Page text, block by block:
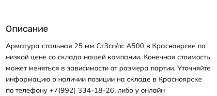
Описание
Арматура стальная 25 мм Ст3сп/пс А500 в Красноярске по
низкой цене со склада нашей компании. Конечная стоимость
может меняться в зависимости от размера партии. Уточняйте
информацию о наличии позиции на складе в Красноярске
по телефону +7(992) 334-18-26, либо у онлайн